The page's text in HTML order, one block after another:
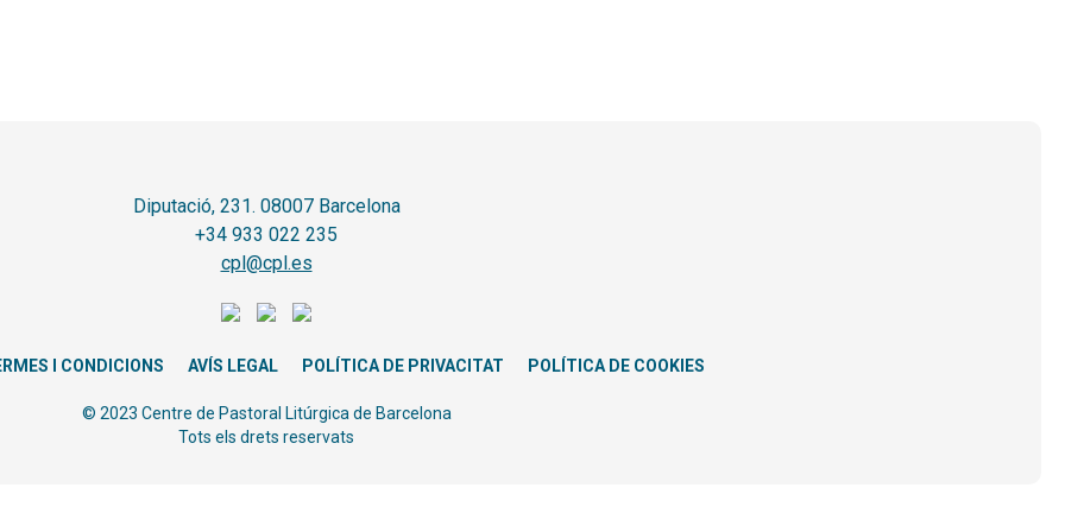
Diputació, 231. 08007 Barcelona
+34 933 022 235
cpl@cpl.es
I CONDICIONS AVÍS LEGAL POLÍTICA DE PRIVACITAT POLÍTICA DE COOKIES
© 2023 Centre de Pastoral Litúrgica de Barcelona
Tots els drets reservats